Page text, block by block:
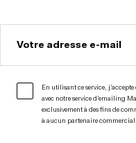
Votre adresse e-mail
En utilisant ce service,
avec notre service d’emailing
exclusivement à des fins de
à aucun partenaire commercial.